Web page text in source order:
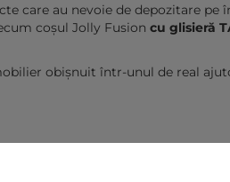
care au nevoie de depozitare pe
coșul Jolly Fusion cu glisieră
obișnuit într-unul de real